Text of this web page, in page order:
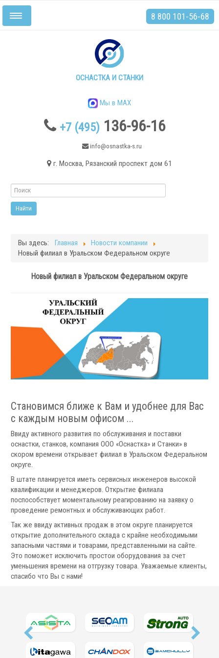
ОСНАСТКА И СТАНКИ
Мы в MAX
+7 (495) 136-96-16
info@osnastka-s.ru
г. Москва, Рязанский проспект дом 61
Включить/
выключить
8 800 101-56-68
Токарные станки
Токарные станки с ЧПУ
Плоскошлифовальные станки
Запчасти для станков
Токарная оснастка
Механизированные патроны
Цанговые патроны
Патроны специального изготовления
Гидроцилиндры
Цанги токарные
Аксессуары для токарных патронов
Револьверные головки
Вы здесь: Главная
Новости компании
Новый филиал в Уральском Федеральном округе
Новый филиал в Уральском Федеральном округе
Становимся ближе к Вам и удобнее для Вас
с каждым новым офисом ...
Ввиду активного развития по обслуживания и поставки
оснастки, станков, компания ООО «Оснастка» и Станки» в
скором времени открывает филиал в Уральском Федеральном
округе.
В штате планируется иметь сервисных инженеров высокой
квалификации и менеджеров. Открытие филиала
поспособствует моментальному реагированию на заявку о
проведение ремонтных и обслуживающих работ.
Так же ввиду активных продаж в этом округе планируется
открытие дополнительного склада с крайне необходимыми
запасными частями и товарами, представленными на сайте.
Это поможет исключить простои оборудования за счет
уменьшения времени на отгрузку товара. Уважаемые клиенты,
спасибо что Вы с нами!